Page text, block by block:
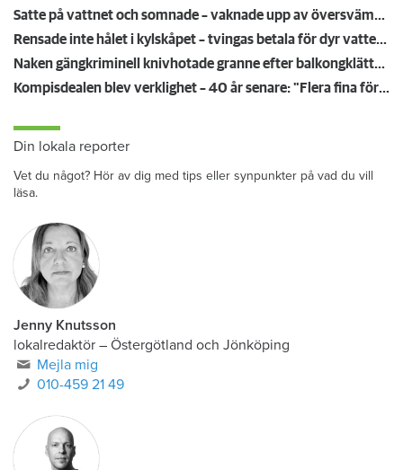
Satte på vattnet och somnade – vaknade upp av översvämning hos grannen
Rensade inte hålet i kylskåpet – tvingas betala för dyr vattenskada
Naken gängkriminell knivhotade granne efter balkongklättring
Kompisdealen blev verklighet – 40 år senare: "Flera fina fördelar med att dela bostad"
Din lokala reporter
Vet du något? Hör av dig med tips eller synpunkter på vad du vill
läsa.
Jenny Knutsson
lokalredaktör – Östergötland och Jönköping
Mejla mig
010-459 21 49